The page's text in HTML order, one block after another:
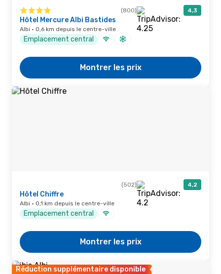
(800) 4,3
Hôtel Mercure Albi Bastides
Albi · 0,6 km depuis le centre-ville
Emplacement central
Montrer les prix
(502) 4,2
Hôtel Chiffre
Albi · 0,1 km depuis le centre-ville
Emplacement central
Montrer les prix
Réduction supplémentaire disponible